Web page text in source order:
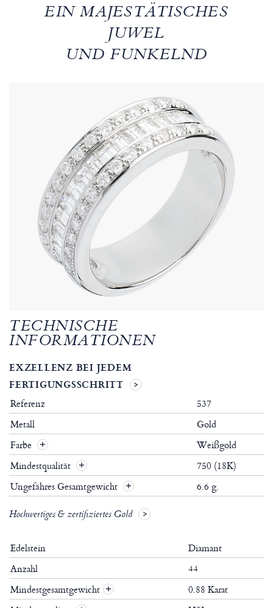
EIN MAJESTÄTISCHES
JUWEL
UND FUNKELND
TECHNISCHE
INFORMATIONEN
EXZELLENZ BEI JEDEM
FERTIGUNGSSCHRITT
Referenz
537
Metall
Gold
Farbe
Weißgold
Mindestqualität
750 (18K)
Ungefähres Gesamtgewicht
6.6 g.
Hochwertiges & zertifiziertes Gold
Edelstein
Diamant
Anzahl
44
Mindestgesamtgewicht +
0.88 Karat